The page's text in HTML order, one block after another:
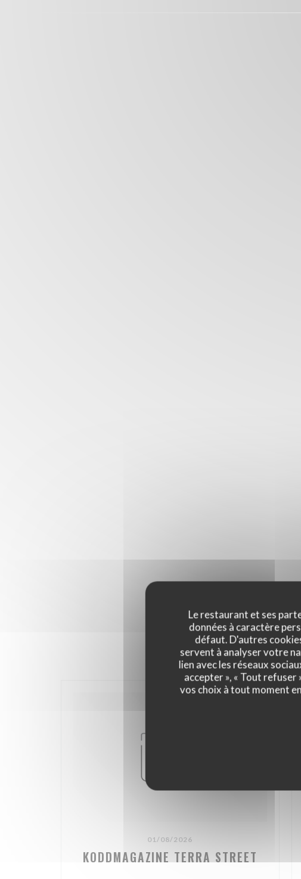
Le restaurant et ses
données à caractère
défaut. D'autres
servent à analyser votre
lien avec les réseaux
accepter », « Tout
vos choix à tout moment
01/08/2026
KODDMAGAZINE TERRA STREET